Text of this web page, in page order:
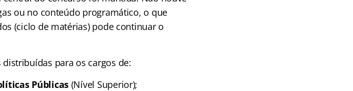
ou no conteúdo programático, o que
(ciclo de matérias) pode continuar o
para os cargos de:
Públicas (Nível Superior);